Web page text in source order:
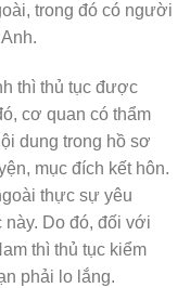
trong đó có người
thì thủ tục được
cơ quan có thẩm
dung trong hồ sơ
mục đích kết hôn.
thực sự yêu
này. Do đó, đối với
thì thủ tục kiểm
phải lo lắng.